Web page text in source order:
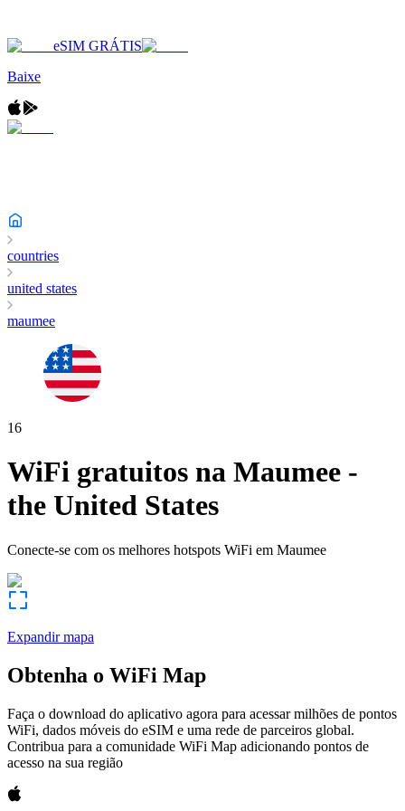
eSIM GRÁTIS
Baixe
countries
united states
maumee
16
WiFi gratuitos na Maumee -
the United States
Conecte-se com os melhores hotspots WiFi em Maumee
Expandir mapa
Obtenha o WiFi Map
Faça o download do aplicativo agora para acessar milhões de pontos
WiFi, dados móveis do eSIM e uma rede de parceiros global.
Contribua para a comunidade WiFi Map adicionando pontos de
acesso na sua região